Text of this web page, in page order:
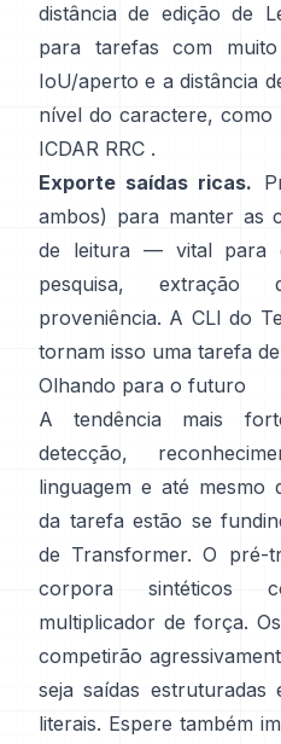
distância de edição de
para tarefas com
IoU/aperto e a distância
nível do caractere, como
ICDAR RRC .
Exporte saídas ricas.
ambos) para manter as
de leitura — vital para
pesquisa, extração
proveniência. A CLI do
tornam isso uma tarefa
Olhando para o futuro
A tendência mais
detecção,
linguagem e até mesmo
da tarefa estão se
de Transformer. O pré-
corpora sintéticos
multiplicador de força.
competirão
seja saídas
literais. Espere também